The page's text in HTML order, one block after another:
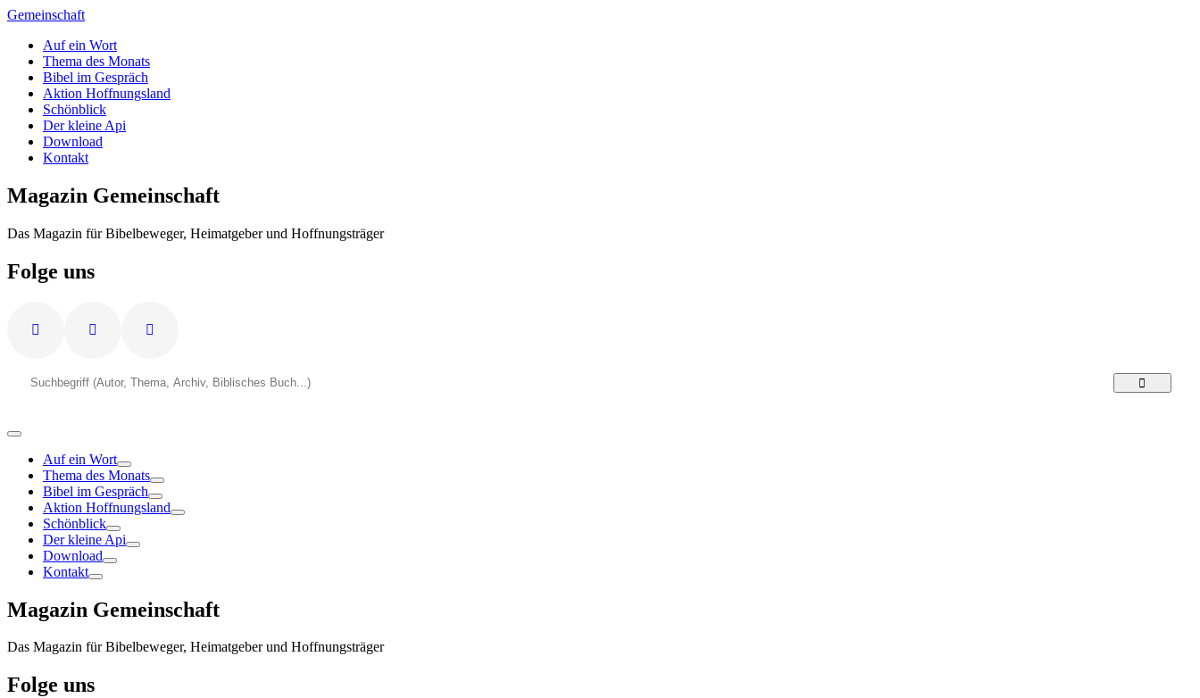
Zum
springen
Gemeinschaft
Auf ein Wort
Thema des Monats
Bibel im Gespräch
Aktion Hoffnungsland
Schönblick
Der kleine Api
Download
Kontakt
Magazin Gemeinschaft
Das Magazin für Bibelbeweger, Heimatgeber und Hoffnungsträger
Folge uns
Auf ein Wort
Thema des Monats
Bibel im Gespräch
Aktion Hoffnungsland
Schönblick
Der kleine Api
Download
Kontakt
Magazin Gemeinschaft
Das Magazin für Bibelbeweger, Heimatgeber und Hoffnungsträger
Folge uns